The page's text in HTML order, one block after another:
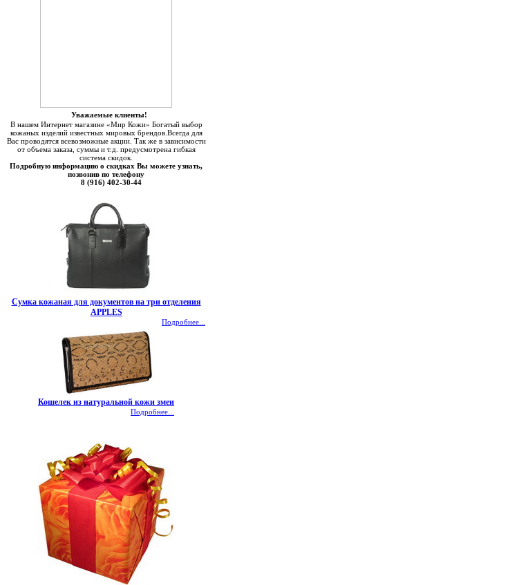
Уважаемые клиенты!
В нашем Интернет магазине «Мир Кожи» Богатый выбор
кожаных изделий известных мировых брендов.Всегда для
Вас проводятся всевозможные акции. Так же в зависимости
от объема заказа, суммы и т.д. предусмотрена гибкая
система скидок.
Подробную информацию о скидках Вы можете узнать,
позвонив по телефону
8 (916) 402-30-44
Сумка кожаная для документов на три отделения
APPLES
Подробнее...
Кошелек из натуральной кожи змеи
Подробнее...